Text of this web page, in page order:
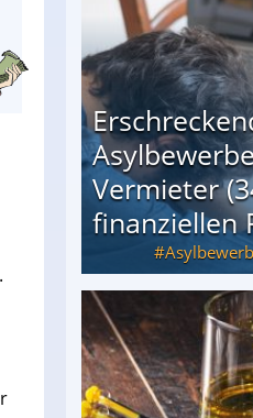
Vermieter
finanziellen
Vermieter (34) in den